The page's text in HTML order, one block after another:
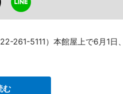
261-5111）本館屋上で6月1日
む